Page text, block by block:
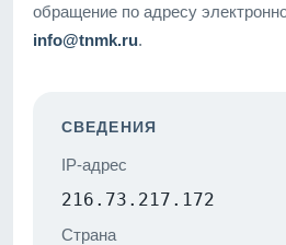
обращение по адресу
info@tnmk.ru.
СВЕДЕНИЯ
IP-адрес
216.73.217.172
Страна